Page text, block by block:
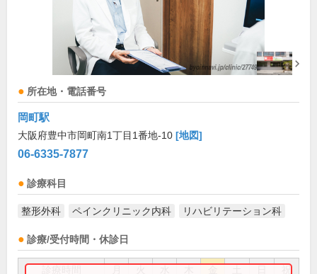
所在地・電話番号
岡町駅
大阪府豊中市岡町南1丁目1番地-10 [地図]
06-6335-7877
診療科目
整形外科 ペインクリニック内科 リハビリテーション科
診療/受付時間・休診日
祝